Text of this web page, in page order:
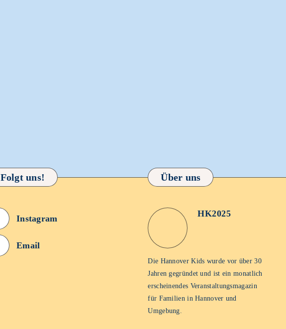
Folgt uns!
Instagram
Email
Über uns
HK2025
HK2025
Die Hannover Kids wurde vor über 30
Jahren gegründet und ist ein monatlich
erscheinendes Veranstaltungsmagazin
für Familien in Hannover und
Umgebung.